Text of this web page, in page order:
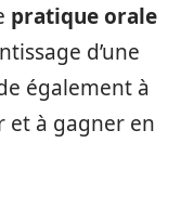
pratique orale
d’une
également à
et à gagner en